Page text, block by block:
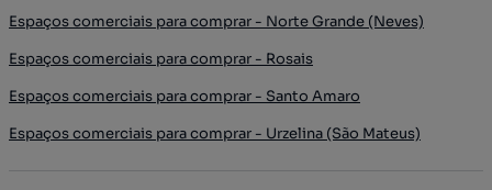
Espaços comerciais para comprar - Norte Grande (Neves)
Espaços comerciais para comprar - Rosais
Espaços comerciais para comprar - Santo Amaro
Espaços comerciais para comprar - Urzelina (São Mateus)